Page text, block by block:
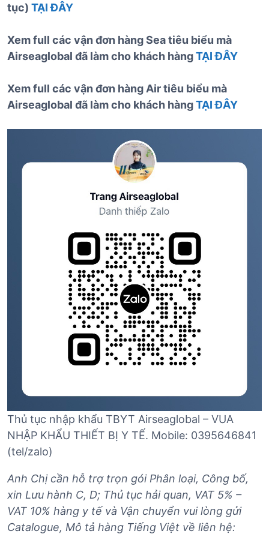
tục) TẠI ĐÂY
Xem full các vận đơn hàng Sea tiêu biểu mà
Airseaglobal đã làm cho khách hàngTẠI ĐÂY
Xem full các vận đơn hàng Air tiêu biểu mà
Airseaglobal đã làm cho khách hàngTẠI ĐÂY
Thủ tục nhập khẩu TBYT Airseaglobal – VUA
NHẬP KHẨU THIẾT BỊ Y TẾ. Mobile: 0395646841
(tel/zalo)
Anh Chị cần hỗ trợ trọn gói Phân loại, Công bố,
xin Lưu hành C, D; Thủ tục hải quan, VAT 5% –
VAT 10% hàng y tế và Vận chuyển vui lòng gửi
Catalogue, Mô tả hàng Tiếng Việt về liên hệ: